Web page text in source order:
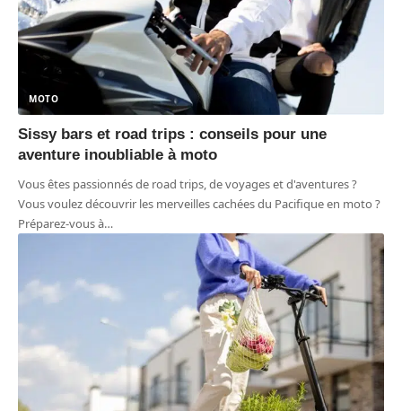
MOTO
Sissy bars et road trips : conseils pour une
aventure inoubliable à moto
Vous êtes passionnés de road trips, de voyages et d'aventures ?
Vous voulez découvrir les merveilles cachées du Pacifique en moto ?
Préparez-vous à…